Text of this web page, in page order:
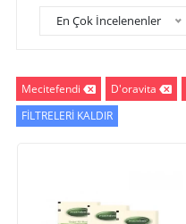
En Çok İncelenenler
Mecitefendi D'oravita
FİLTRELERİ KALDIR